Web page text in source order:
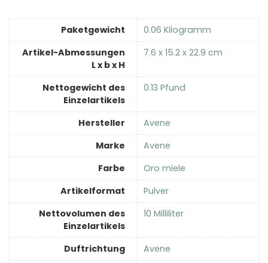
Paketgewicht
‎0.06 Kilogramm
Artikel-Abmessungen
L x b x H
‎7.6 x 15.2 x 22.9 cm
Nettogewicht des
Einzelartikels
‎0.13 Pfund
Hersteller
‎Avene
Marke
‎Avene
Farbe
‎Oro miele
Artikelformat
‎Pulver
Nettovolumen des
Einzelartikels
‎10 Milliliter
Duftrichtung ‎Avene